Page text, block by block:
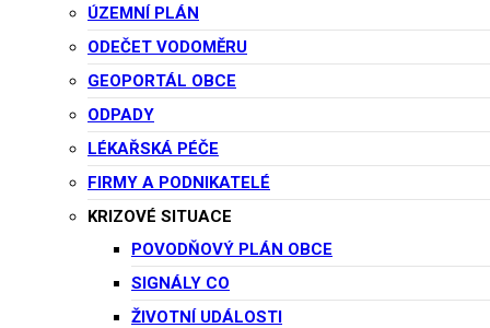
ÚZEMNÍ PLÁN
ODEČET VODOMĚRU
GEOPORTÁL OBCE
ODPADY
LÉKAŘSKÁ PÉČE
FIRMY A PODNIKATELÉ
KRIZOVÉ SITUACE
POVODŇOVÝ PLÁN OBCE
SIGNÁLY CO
ŽIVOTNÍ UDÁLOSTI
Veřejná vyhláška –
sloučené společné
jednání a veřejné
projednání Změny
č. 6 ZÚR KHK